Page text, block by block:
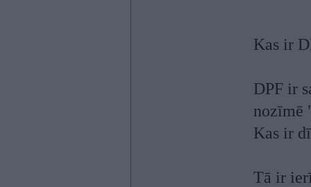
Kas ir
DPF ir
nozīmē
Kas ir
Tā ir